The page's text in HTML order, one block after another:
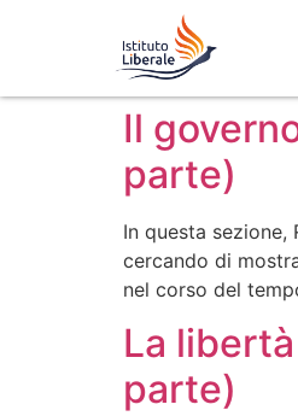
Il
parte)
In questa
cercando di
nel corso del
La
parte)